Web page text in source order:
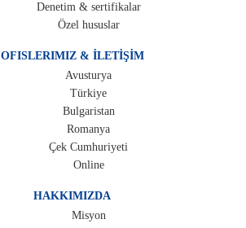
Denetim & sertifikalar
Özel hususlar
OFISLERIMIZ & İLETİŞİM
Avusturya
Türkiye
Bulgaristan
Romanya
Çek Cumhuriyeti
Online
HAKKIMIZDA
Misyon